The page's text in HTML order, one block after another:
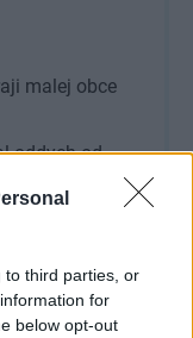
to third parties, or
for
below opt-out
malej obce
oddych od
Jana